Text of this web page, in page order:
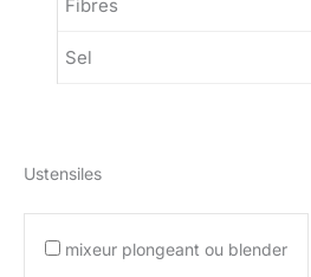
Fibres
Sel
Ustensiles
mixeur plongeant ou blender